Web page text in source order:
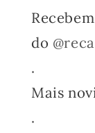
do
.
Mais
.